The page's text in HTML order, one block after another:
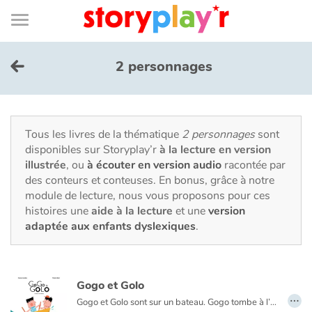
Connexion
Bibliothèque
de
page
Menu
Je me connecte
Tester gratuitement
Bibliothèque
Prix
Contes d'ici et d'ailleurs
2 personnages
Tous les livres de la thématique 2 personnagessont
disponibles sur Storyplay’rà la lecture en version
illustrée, ou à écouter en version audio racontée par
des conteurs et conteuses. En bonus, grâce à notre
module de lecture, nous vous proposons pour ces
histoires uneaide à la lecture et uneversion
adaptée aux enfants dyslexiques.
Gogo et Golo
Gogo et Golo sont sur un bateau. Gogo tombe à l’eau. Qui reste ? Golo seul sur le bateau cherche Gogo dans les flots, quand surgit un cachalot. Une fantaisie littéraire pleine d’humour et de couleurs. Soyez attentifs, ne perdez pas de vue les personnages ! …